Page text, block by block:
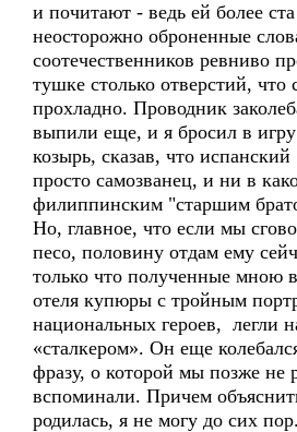
и почитают - ведь ей более
неосторожно оброненные
соотечественников ревниво
тушке столько отверстий, что
прохладно. Проводник
выпили еще, и я бросил в
козырь, сказав, что
просто самозванец, и ни в
филиппинским "старшим
Но, главное, что если мы
песо, половину отдам ему
только что полученные мною
отеля купюры с тройным
национальных героев, легли
«сталкером». Он еще
фразу, о которой мы позже не
вспоминали. Причем
родилась, я не могу до сих